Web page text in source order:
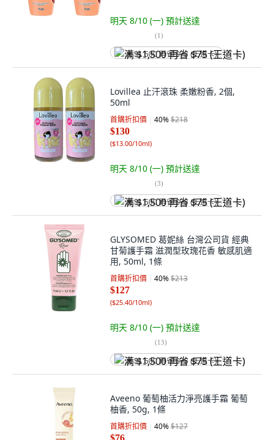
明天 8/10 (一) 預計送達
(1)
满 $1,500 再省 $75 (王道卡)
Lovillea 止汗滾珠 柔嫩粉香, 2個,
50ml
首購折扣價 40%$218
$130
($13.00/10ml)
明天 8/10 (一) 預計送達
(3)
满 $1,500 再省 $75 (王道卡)
GLYSOMED 葛妮絲 台灣公司貨 經典
甘菊護手霜 滋潤型玫瑰花香 敏感肌適
用, 50ml, 1條
首購折扣價 40%$213
$127
($25.40/10ml)
明天 8/10 (一) 預計送達
(13)
满 $1,500 再省 $75 (王道卡)
Aveeno 葡萄柚活力淨亮護手霜 葡萄
柚香, 50g, 1條
首購折扣價 40%$127
$76